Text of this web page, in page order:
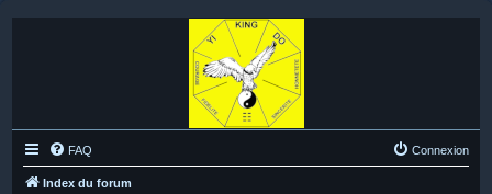
FAQ Connexion
Index du forum